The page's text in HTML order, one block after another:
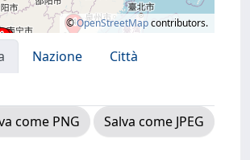
©OpenStreetMapcontributors.
Nazione
Città
come PNG
Salva come JPEG